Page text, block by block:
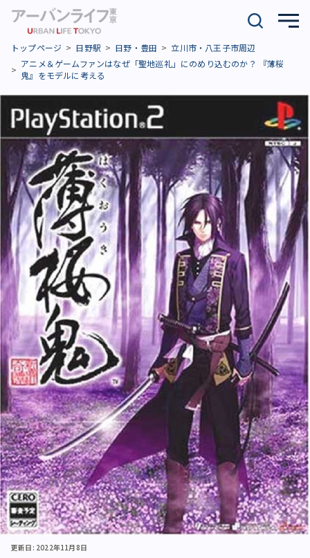
トップページ 日野駅 日野・豊田
立川市・八王子市周辺
アニメ＆ゲームファンはなぜ「聖地巡礼」にのめり込むのか？ 『薄桜
鬼』をモデルに考える
更新日: 2022年11月8日